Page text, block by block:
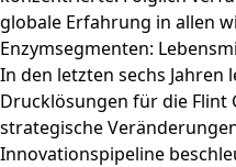
globale Erfahrung in allen
Enzymsegmenten:
In den letzten sechs
Drucklösungen für die Flint
strategische
Innovationspipeline